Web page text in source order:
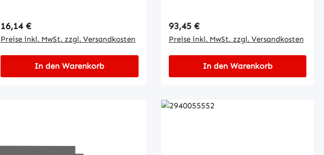
Regulärer Preis:
16,14 €
Preise inkl. MwSt. zzgl. Versandkosten
In den Warenkorb
Regulärer Preis:
93,45 €
Preise inkl. MwSt. zzgl. Versandkosten
In den Warenkorb